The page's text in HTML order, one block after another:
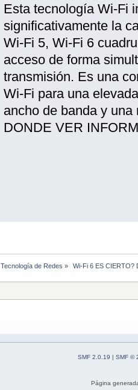
Esta tecnología Wi-Fi
significativamente la
Wi-Fi 5, Wi-Fi 6
acceso de forma
transmisión. Es una
Wi-Fi para una
ancho de banda y
DONDE VER
Tecnología de Redes » Wi-Fi 6 ES CIERTO?
SMF 2.0.19 | SMF ©
Página